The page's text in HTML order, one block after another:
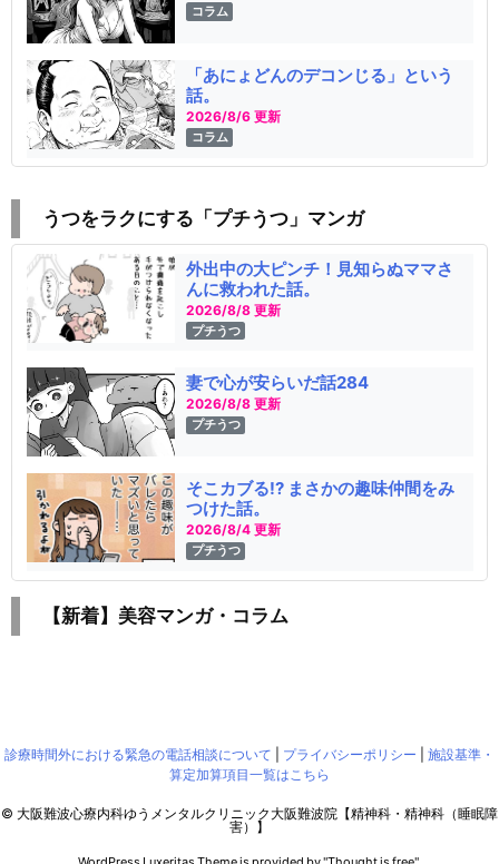
コラム
「あにょどんのデコンじる」という
話。
2026/8/6 更新
コラム
うつをラクにする「プチうつ」マンガ
外出中の大ピンチ！見知らぬママさ
んに救われた話。
2026/8/8 更新
プチうつ
妻で心が安らいだ話284
2026/8/8 更新
プチうつ
そこカブる!? まさかの趣味仲間をみ
つけた話。
2026/8/4 更新
プチうつ
【新着】美容マンガ・コラム
診療時間外における緊急の電話相談について プライバシーポリシー
施設基準・
算定加算項目一覧はこちら
© 大阪難波心療内科ゆうメンタルクリニック大阪難波院【精神科・精神科（睡眠障
害）】